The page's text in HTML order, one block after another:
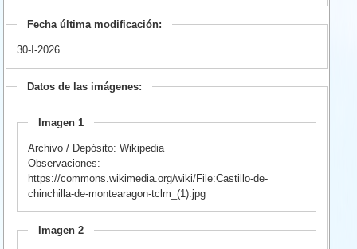
Fecha última modificación:
30-I-2026
Datos de las imágenes:
Imagen 1
Archivo / Depósito: Wikipedia
Observaciones:
https://commons.wikimedia.org/wiki/File:Castillo-de-
chinchilla-de-montearagon-tclm_(1).jpg
Imagen 2